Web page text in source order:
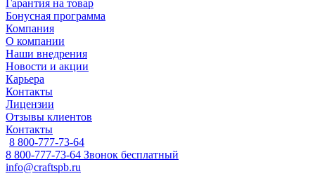
Гарантия на товар
Бонусная программа
Компания
О компании
Наши внедрения
Новости и акции
Карьера
Контакты
Лицензии
Отзывы клиентов
Контакты
8 800-777-73-64
8 800-777-73-64 Звонок бесплатный
info@craftspb.ru